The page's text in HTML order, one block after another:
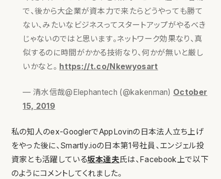
で、後から大企業が資本力で来たらどうやっても勝て
ない、みたいなビジネスってスタートアップがやるべき
じゃないのではと思います。ネットワーク効果なり、真
似するのに時間がかかる技術なり、何かが無いと厳し
いかなと。 https://t.co/Nkewyosart
— 清水信哉@Elephantech (@kakenman) October
15, 2019
私の知人のex-GooglerでAppLovinの日本法人立ち上げ
をやった後に、Smartly.ioの日本第1号社員、エンジェル投
資家とも活躍している坂本達夫氏は、Facebook上で以下
のようにコメントしてくれました。